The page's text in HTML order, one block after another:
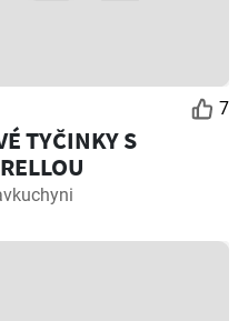
7
TYČINKY S